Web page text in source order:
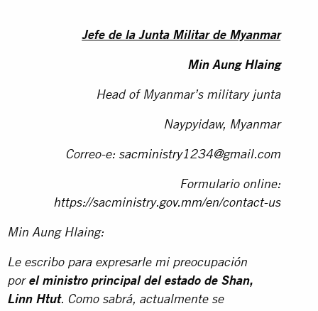
Jefe de la Junta Militar de Myanmar
Min Aung Hlaing
Head of Myanmar’s military junta
Naypyidaw, Myanmar
Correo-e: sacministry1234@gmail.com
Formulario online:
https://sacministry.gov.mm/en/contact-us
Min Aung Hlaing:
Le escribo para expresarle mi preocupación
por el ministro principal del estado de Shan,
Linn Htut. Como sabrá, actualmente se